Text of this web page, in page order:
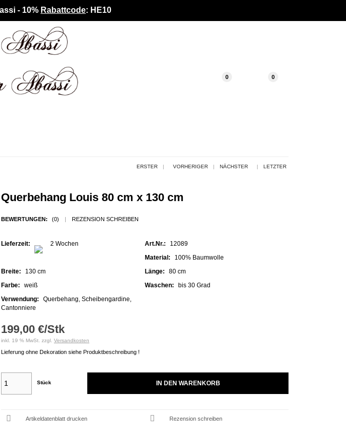
- 10% Rabattcode: HE10
0 0
ERSTER | VORHERIGER | NÄCHSTER | LETZTER
Querbehang Louis 80 cm x 130 cm
BEWERTUNGEN: (0) | REZENSION SCHREIBEN
Lieferzeit: 2 Wochen Art.Nr.:
12089
Material:
100% Baumwolle
Breite:
130 cm Länge:
80 cm
Farbe:
weiß Waschen:
bis 30 Grad
Verwendung:
Querbehang, Scheibengardine,
Cantonniere
199,00 €/Stk
inkl. 19 % MwSt. zzgl. Versandkosten
Lieferung ohne Dekoration siehe Produktbeschreibung !
Stück IN DEN WARENKORB
Artikeldatenblatt drucken Rezension schreiben